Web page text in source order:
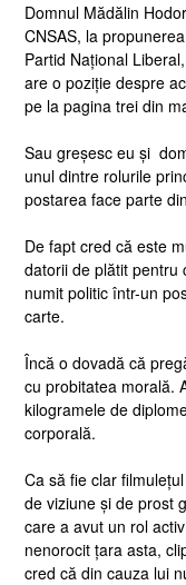
Domnul Mădălin
CNSAS, la
Partid Național
are o poziție despre
pe la pagina trei din
Sau greșesc eu și
unul dintre rolurile
postarea face parte
De fapt cred că este
datorii de plătit pentru
numit politic într-un
carte.
Încă o dovadă că
cu probitatea morală.
kilogramele de
corporală.
Ca să fie clar
de viziune și de prost
care a avut un rol
nenorocit țara asta,
cred că din cauza lui